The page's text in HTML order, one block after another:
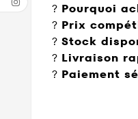
? Pourquoi
? Prix
? Stock
? Livraison
? Paiement